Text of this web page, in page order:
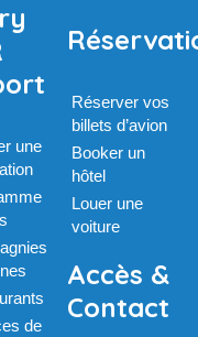
une
de
Réserver vos
billets d’avion
Booker un
hôtel
Louer une
voiture
Accès &
Contact